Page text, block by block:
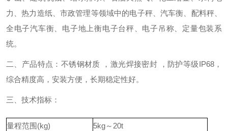
力、热力造纸、市政管理等领域中的电子秤、汽车衡、配料秤、
全电子汽车衡、电子地上衡电子台秤、电子吊称、定量包装系
统。
二、产品特点：不锈钢材质 ，激光焊接密封 ，防护等级IP68，
综合精度高，安装方便，长期稳定性好。
三、技术指标：
量程范围(kg) 5kg～20t